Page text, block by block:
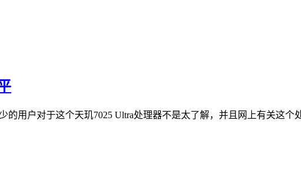
用户对于这个天玑7025 Ultra处理器不是太了解，并且网上有关这个